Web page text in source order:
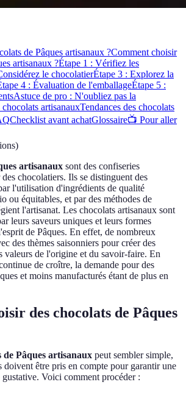
de Pâques artisanaux ?Comment choisir
artisanaux ?Étape 1 : Vérifiez les
le chocolatierÉtape 3 : Explorez la
4 : Évaluation de l'emballageÉtape 5 :
Astuce de pro : N'oubliez pas la
artisanauxTendances des chocolats
Checklist avant achatGlossaire📺 Pour aller
)
artisanaux sont des confiseries
chocolatiers. Ils se distinguent des
l'utilisation d'ingrédients de qualité
ou équitables, et par des méthodes de
l'artisanat. Les chocolats artisanaux sont
leurs saveurs uniques et leurs formes
de Pâques. En effet, de nombreux
des thèmes saisonniers pour créer des
valeurs de l'origine et du savoir-faire. En
de croître, la demande pour des
et moins manufacturés étant de plus en
des chocolats de Pâques
de Pâques artisanaux peut sembler simple,
doivent être pris en compte pour garantir une
Voici comment procéder :